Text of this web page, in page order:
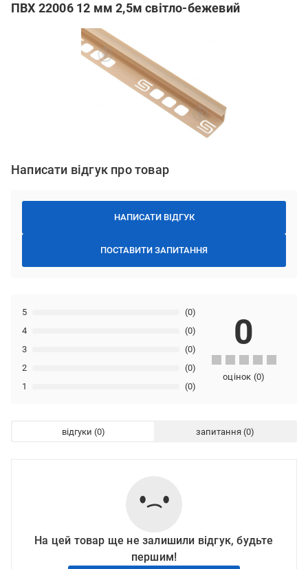
ПВХ 22006 12 мм 2,5м світло-бежевий
Написати відгук про товар
НАПИСАТИ ВІДГУК
ПОСТАВИТИ ЗАПИТАННЯ
1 (0)
2 (0)
3 (0)
4 (0)
5 (0)
0
оцінок (0)
відгуки запитання
На цей товар ще не залишили відгук, будьте
першим!